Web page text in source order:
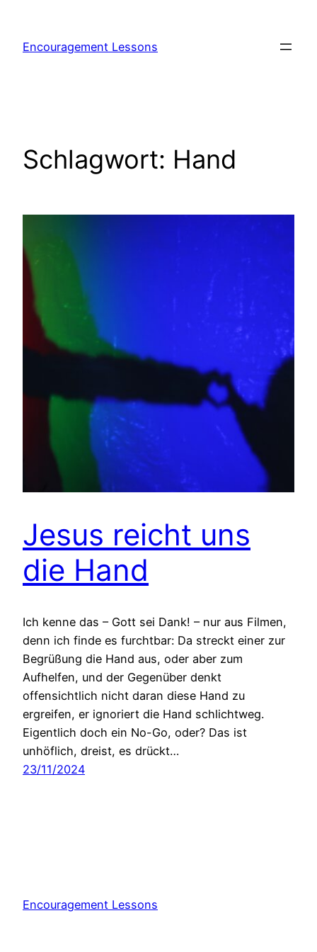
Encouragement Lessons
Schlagwort: Hand
Jesus reicht uns
die Hand
Ich kenne das – Gott sei Dank! – nur aus Filmen,
denn ich finde es furchtbar: Da streckt einer zur
Begrüßung die Hand aus, oder aber zum
Aufhelfen, und der Gegenüber denkt
offensichtlich nicht daran diese Hand zu
ergreifen, er ignoriert die Hand schlichtweg.
Eigentlich doch ein No-Go, oder? Das ist
unhöflich, dreist, es drückt…
23/11/2024
Encouragement Lessons